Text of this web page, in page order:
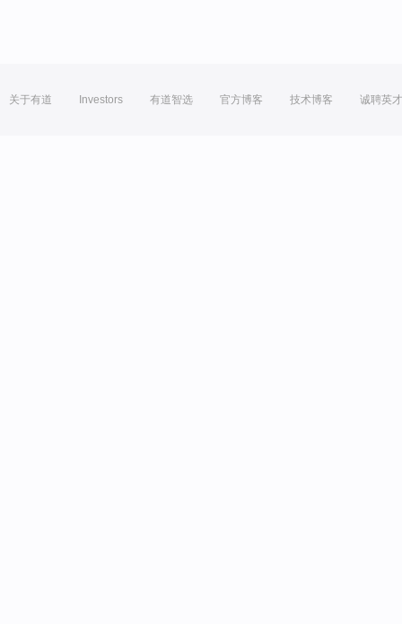
关于有道 Investors 有道智选 官方博客 技术博客 诚聘英才